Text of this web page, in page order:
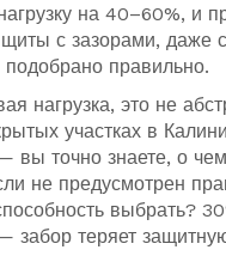
на 40–60%, и
с зазорами, даже
правильно.
нагрузка, это не
участках в
точно знаете, о
не предусмотрен
забор теряет